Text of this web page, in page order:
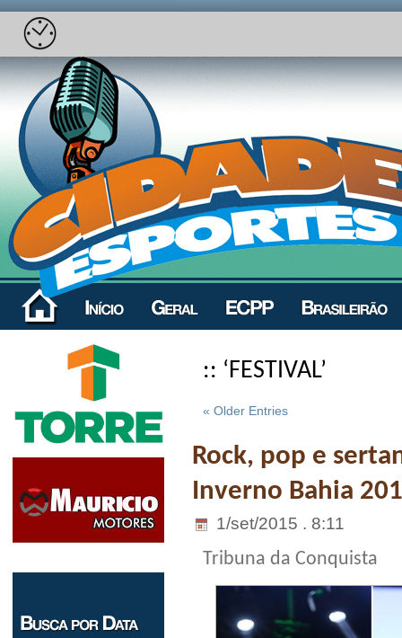
:: ‘FESTIVAL’
« Older Entries
Rock, pop e
Inverno Bahia
1/set/2015 . 8:11
Tribuna da Conquista